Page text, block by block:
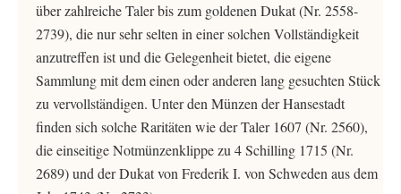
über zahlreiche Taler bis zum goldenen Dukat (Nr. 2558-
2739), die nur sehr selten in einer solchen Vollständigkeit
anzutreffen ist und die Gelegenheit bietet, die eigene
Sammlung mit dem einen oder anderen lang gesuchten Stück
zu vervollständigen. Unter den Münzen der Hansestadt
finden sich solche Raritäten wie der Taler 1607 (Nr. 2560),
die einseitige Notmünzenklippe zu 4 Schilling 1715 (Nr.
2689) und der Dukat von Frederik I. von Schweden aus dem